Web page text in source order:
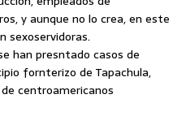
y aunque no lo crea, en este
sexoservidoras.
han presntado casos de
fornterizo de Tapachula,
centroamericanos